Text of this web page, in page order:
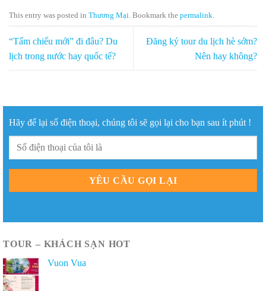
This entry was posted in Thương Mại . Bookmark the permalink
“Tấm chiếu mới” đi đâu? Du
lịch trong nước hay quốc tế?
Đăng ký tour du lịch hè sớm?
Nên hay không?
Hãy để lại số điện thoại, chúng tôi sẽ gọi lại cho bạn sau ít phút !
TOUR – KHÁCH SẠN HOT
Vuon Vua